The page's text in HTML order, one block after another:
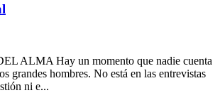
ALMA Hay un momento que nadie cuenta
grandes hombres. No está en las entrevistas
ni e...